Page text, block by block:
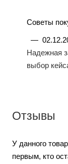
Советы
—
Надежная
выбор
Отзывы
У данного
первым, кто